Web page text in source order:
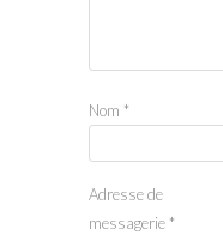
Nom *
Adresse de
messagerie *